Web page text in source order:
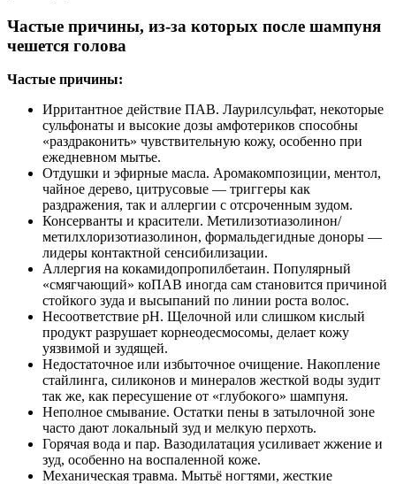
Частые причины, из-за которых после шампуня
чешется голова
Частые причины:
Ирритантное действие ПАВ. Лаурилсульфат, некоторые
сульфонаты и высокие дозы амфотериков способны
«раздраконить» чувствительную кожу, особенно при
ежедневном мытье.
Отдушки и эфирные масла. Аромакомпозиции, ментол,
чайное дерево, цитрусовые — триггеры как
раздражения, так и аллергии с отсроченным зудом.
Консерванты и красители. Метилизотиазолинон/
метилхлоризотиазолинон, формальдегидные доноры —
лидеры контактной сенсибилизации.
Аллергия на кокамидопропилбетаин. Популярный
«смягчающий» коПАВ иногда сам становится причиной
стойкого зуда и высыпаний по линии роста волос.
Несоответствие pH. Щелочной или слишком кислый
продукт разрушает корнеодесмосомы, делает кожу
уязвимой и зудящей.
Недостаточное или избыточное очищение. Накопление
стайлинга, силиконов и минералов жесткой воды зудит
так же, как пересушение от «глубокого» шампуня.
Неполное смывание. Остатки пены в затылочной зоне
часто дают локальный зуд и мелкую перхоть.
Горячая вода и пар. Вазодилатация усиливает жжение и
зуд, особенно на воспаленной коже.
Механическая травма. Мытьё ногтями, жесткие